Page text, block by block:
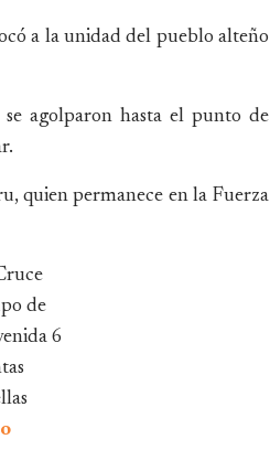
a la unidad del pueblo alteño
agolparon hasta el punto de
quien permanece en la Fuerza
de
6